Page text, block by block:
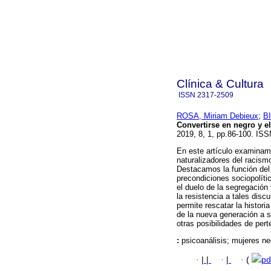
Clínica & Cultura
ISSN 2317-2509
ROSA, Miriam Debieux;
Convertirse en negro y
2019, 8, 1, pp.86-100.
En este artículo
naturalizadores del
Destacamos la función
precondiciones
el duelo de la
la resistencia a tales
permite rescatar la
de la nueva generación a
otras posibilidades de
: psicoanálisis; mujeres
· · · (